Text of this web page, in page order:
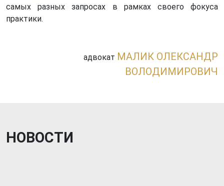
самых разных запросах в рамках своего фокуса
практики.
адвокат МАЛИК ОЛЕКСАНДР
ВОЛОДИМИРОВИЧ
НОВОСТИ